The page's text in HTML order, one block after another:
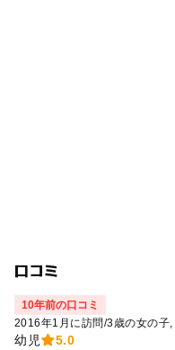
口コミ
10年前の口コミ
2016年1月に訪問/3歳の女の子
幼児
5.0